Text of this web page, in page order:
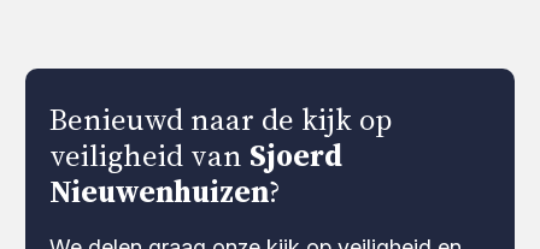
Benieuwd naar de kijk op
veiligheid van Sjoerd
Nieuwenhuizen?